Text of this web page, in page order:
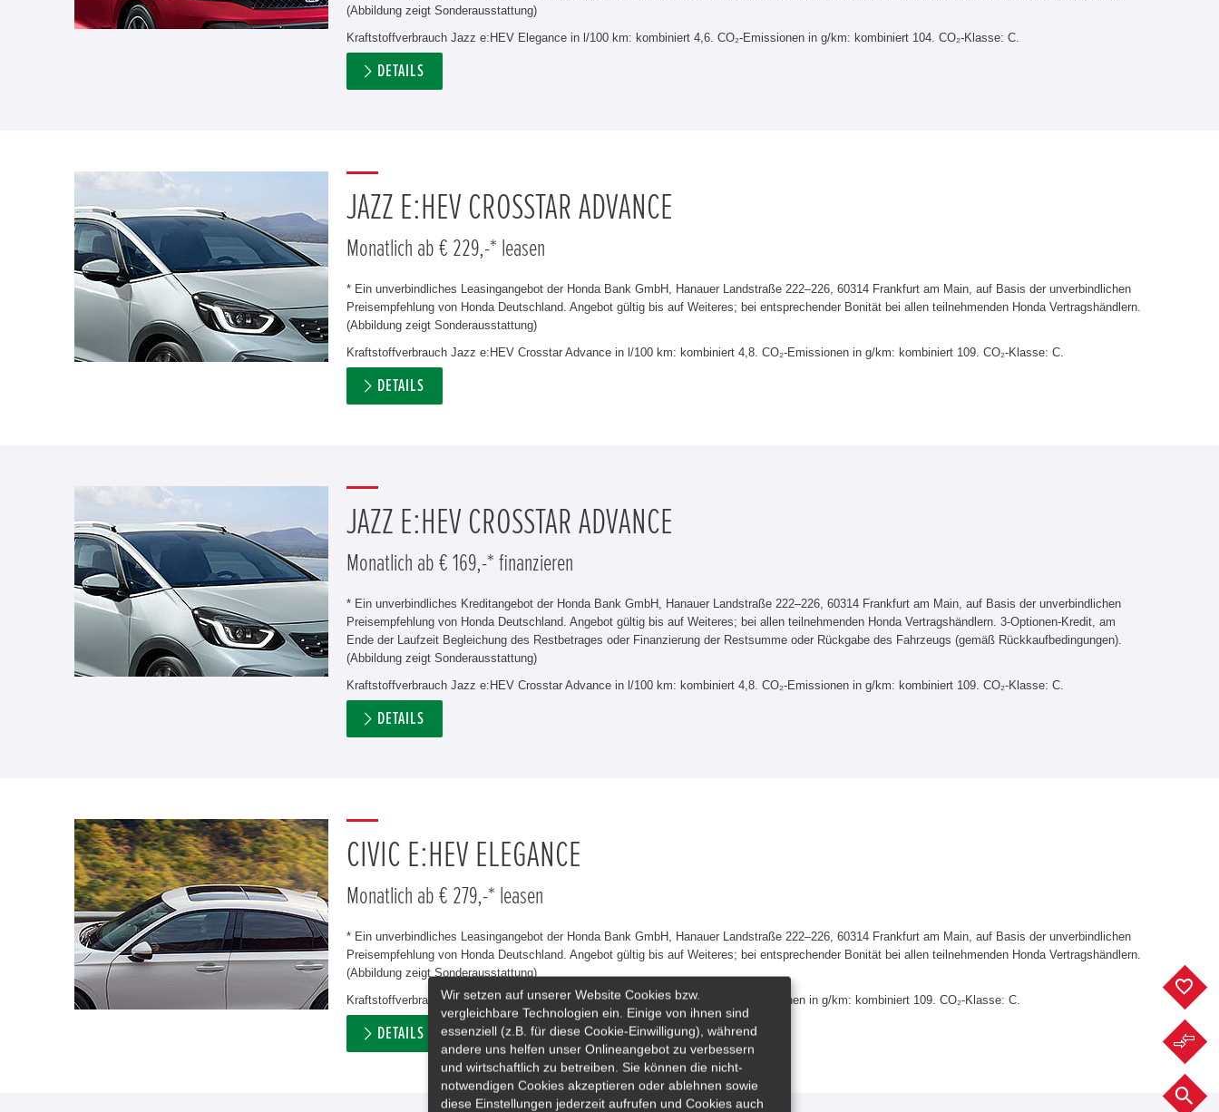
(Abbildung zeigt Sonderausstattung)
Kraftstoffverbrauch Jazz e:HEV Elegance in l/100 km: kombiniert 4,6. CO₂-Emissionen in g/km: kombiniert 104. CO₂-Klasse: C.
DETAILS
JAZZ E:HEV CROSSTAR ADVANCE
Monatlich ab € 229,-* leasen
* Ein unverbindliches Leasingangebot der Honda Bank GmbH, Hanauer Landstraße 222–226, 60314 Frankfurt am Main, auf Basis der unverbindlichen
Preisempfehlung von Honda Deutschland. Angebot gültig bis auf Weiteres; bei entsprechender Bonität bei allen teilnehmenden Honda Vertragshändlern.
(Abbildung zeigt Sonderausstattung)
Kraftstoffverbrauch Jazz e:HEV Crosstar Advance in l/100 km: kombiniert 4,8. CO₂-Emissionen in g/km: kombiniert 109. CO₂-Klasse: C.
DETAILS
JAZZ E:HEV CROSSTAR ADVANCE
Monatlich ab € 169,-* finanzieren
* Ein unverbindliches Kreditangebot der Honda Bank GmbH, Hanauer Landstraße 222–226, 60314 Frankfurt am Main, auf Basis der unverbindlichen
Preisempfehlung von Honda Deutschland. Angebot gültig bis auf Weiteres; bei allen teilnehmenden Honda Vertragshändlern. 3-Optionen-Kredit, am
Ende der Laufzeit Begleichung des Restbetrages oder Finanzierung der Restsumme oder Rückgabe des Fahrzeugs (gemäß Rückkaufbedingungen).
(Abbildung zeigt Sonderausstattung)
Kraftstoffverbrauch Jazz e:HEV Crosstar Advance in l/100 km: kombiniert 4,8. CO₂-Emissionen in g/km: kombiniert 109. CO₂-Klasse: C.
DETAILS
CIVIC E:HEV ELEGANCE
Monatlich ab € 279,-* leasen
* Ein unverbindliches Leasingangebot der Honda Bank GmbH, Hanauer Landstraße 222–226, 60314 Frankfurt am Main, auf Basis der unverbindlichen
Preisempfehlung von Honda Deutschland. Angebot gültig bis auf Weiteres; bei entsprechender Bonität bei allen teilnehmenden Honda Vertragshändlern.
(Abbildung zeigt Sonderausstattung)
Kraftstoffverbrauch Civic e:HEV Elegance in l/100 km: kombiniert 4,8. CO₂-Emissionen in g/km: kombiniert 109. CO₂-Klasse: C.
DETAILS
Wir setzen auf unserer Website Cookies bzw.
vergleichbare Technologien ein. Einige von ihnen sind
essenziell (z.B. für diese Cookie-Einwilligung), während
andere uns helfen unser Onlineangebot zu verbessern
und wirtschaftlich zu betreiben. Sie können die nicht-
notwendigen Cookies akzeptieren oder ablehnen sowie
diese Einstellungen jederzeit aufrufen und Cookies auch